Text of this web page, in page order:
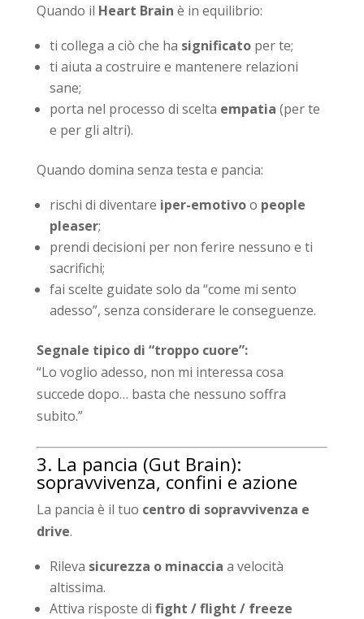
Quando il Heart Brain è in equilibrio:
ti collega a ciò che ha significatoper te;
ti aiuta a costruire e mantenere relazioni
sane;
porta nel processo di scelta empatia (per te
e per gli altri).
Quando domina senza testa e pancia:
rischi di diventare iper-emotivoo people
pleaser;
prendi decisioni per non ferire nessuno e ti
sacrifichi;
fai scelte guidate solo da “come mi sento
adesso”, senza considerare le conseguenze.
Segnale tipico di “troppo cuore”:
“Lo voglio adesso, non mi interessa cosa
succede dopo… basta che nessuno soffra
subito.”
3. La pancia (Gut Brain):
sopravvivenza, confini e azione
La pancia è il tuo centro di sopravvivenza e
drive.
Rileva sicurezza o minaccia a velocità
altissima.
Attiva risposte di fight / flight / freeze